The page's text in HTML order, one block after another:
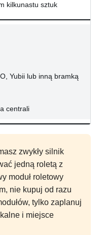
kilkunastu sztuk
Yubii lub inną bramką
centrali
zwykły silnik
jedną roletą z
moduł roletowy
nie kupuj od razu
tylko zaplanuj
i miejsce